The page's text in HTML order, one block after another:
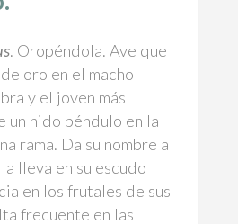
. Oropéndola. Ave que
oro en el macho
y el joven más
un nido péndulo en la
rama. Da su nombre a
lleva en su escudo
en los frutales de sus
frecuente en las